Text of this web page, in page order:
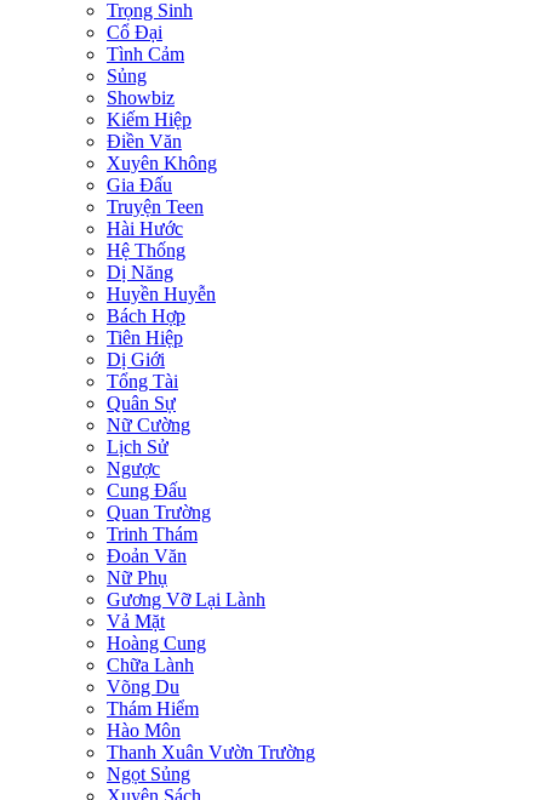
Trọng Sinh
Cổ Đại
Tình Cảm
Sủng
Showbiz
Kiếm Hiệp
Điền Văn
Xuyên Không
Gia Đấu
Truyện Teen
Hài Hước
Hệ Thống
Dị Năng
Huyền Huyễn
Bách Hợp
Tiên Hiệp
Dị Giới
Tổng Tài
Quân Sự
Nữ Cường
Lịch Sử
Ngược
Cung Đấu
Quan Trường
Trinh Thám
Đoản Văn
Nữ Phụ
Gương Vỡ Lại Lành
Vả Mặt
Hoàng Cung
Chữa Lành
Võng Du
Thám Hiểm
Hào Môn
Thanh Xuân Vườn Trường
Ngọt Sủng